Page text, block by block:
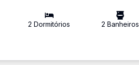
2 Dormitórios 2 Banheiros